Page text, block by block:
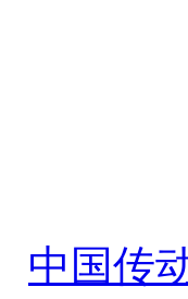
中国传